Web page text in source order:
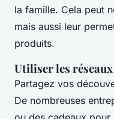
la famille. Cela peut
mais aussi leur
produits.
Utiliser les
Partagez vos
De nombreuses